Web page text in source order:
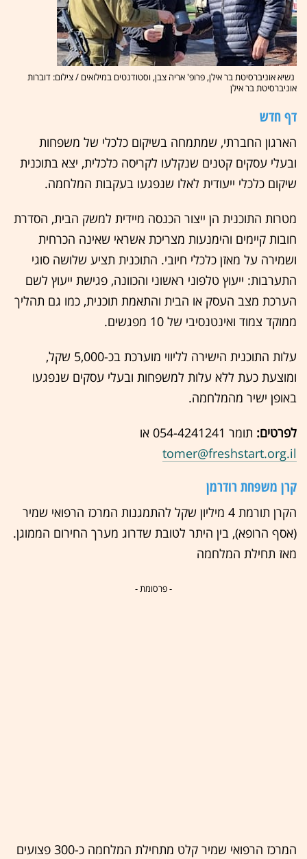
נשיא אוניברסיטת בר אילן, פרופ' אריה צבן, וסטודנטים במילואים / צילום: דוברות
אוניברסיטת בר אילן
דף חדש
הארגון החברתי, שמתמחה בשיקום כלכלי של משפחות
ובעלי עסקים קטנים שנקלעו לקריסה כלכלית, יצא בתוכנית
שיקום כלכלי ייעודית לאלו שנפגעו בעקבות המלחמה.
מטרות התוכנית הן ייצור הכנסה מיידית למשק הבית, הסדרת
חובות קיימים והימנעות מצריכת אשראי שאינה הכרחית
ושמירה על מאזן כלכלי חיובי. התוכנית תציע שלושה סוגי
התערבות: ייעוץ טלפוני ראשוני והכוונה, פגישת ייעוץ לשם
הערכת מצב העסק או הבית והתאמת תוכנית, כמו גם תהליך
ממוקד צמוד ואינטנסיבי של 10 מפגשים.
עלות התוכנית הישירה לליווי מוערכת בכ-5,000 שקל,
ומוצעת כעת ללא עלות למשפחות ובעלי עסקים שנפגעו
באופן ישיר מהמלחמה.
לפרטים: תומר 054-4241241 או
tomer@freshstart.org.il
קרן משפחת רודרמן
הקרן תורמת 4 מיליון שקל להתמגנות המרכז הרפואי שמיר
(אסף הרופא), בין היתר לטובת שדרוג מערך החירום הממוגן.
מאז תחילת המלחמה
- פרסומת -
המרכז הרפואי שמיר קלט מתחילת המלחמה כ-300 פצועים